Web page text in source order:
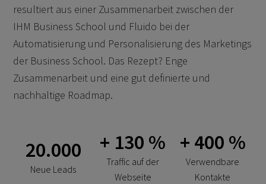
resultiert aus einer Zusammenarbeit zwischen der
IHM Business School und Fluido bei der
Automatisierung und Personalisierung des Marketings
der Business School. Das Rezept? Enge
Zusammenarbeit und eine gut definierte und
nachhaltige Roadmap.
20.000
Neue Leads
+ 130 %
Traffic auf der
Webseite
+ 400 %
Verwendbare
Kontakte